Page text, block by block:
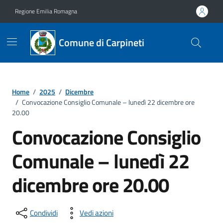
Regione Emilia Romagna
Comune di Carpineti
Home / 2025 / Dicembre
/ Convocazione Consiglio Comunale – lunedì 22 dicembre ore
20.00
Convocazione Consiglio
Comunale – lunedì 22
dicembre ore 20.00
Condividi Vedi azioni